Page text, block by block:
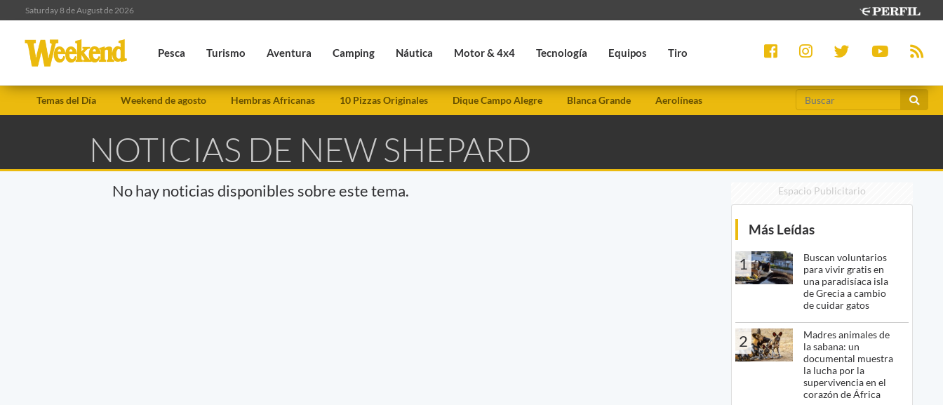
Saturday 8 de August de 2026
Pesca Turismo Aventura Camping Náutica Motor & 4x4 Tecnología Equipos Tiro
Temas del Día Weekend de agosto Hembras Africanas 10 Pizzas Originales Dique Campo Alegre Blanca Grande Aerolíneas
NOTICIAS DE NEW SHEPARD
No hay noticias disponibles sobre este tema. Espacio Publicitario
Más Leídas
1
Buscan voluntarios
para vivir gratis en
una paradisíaca isla
de Grecia a cambio
de cuidar gatos
2
Madres animales de
la sabana: un
documental muestra
la lucha por la
supervivencia en el
corazón de África